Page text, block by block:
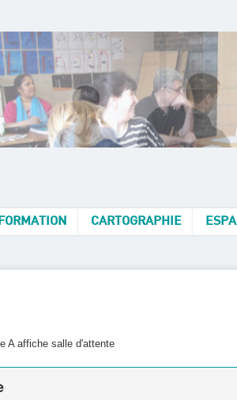
FORMATION CARTOGRAPHIE
A affiche salle d'attente